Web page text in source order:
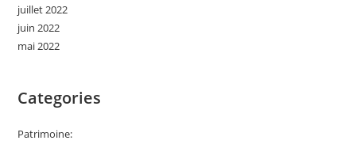
juillet 2022
juin 2022
mai 2022
Categories
Patrimoine: